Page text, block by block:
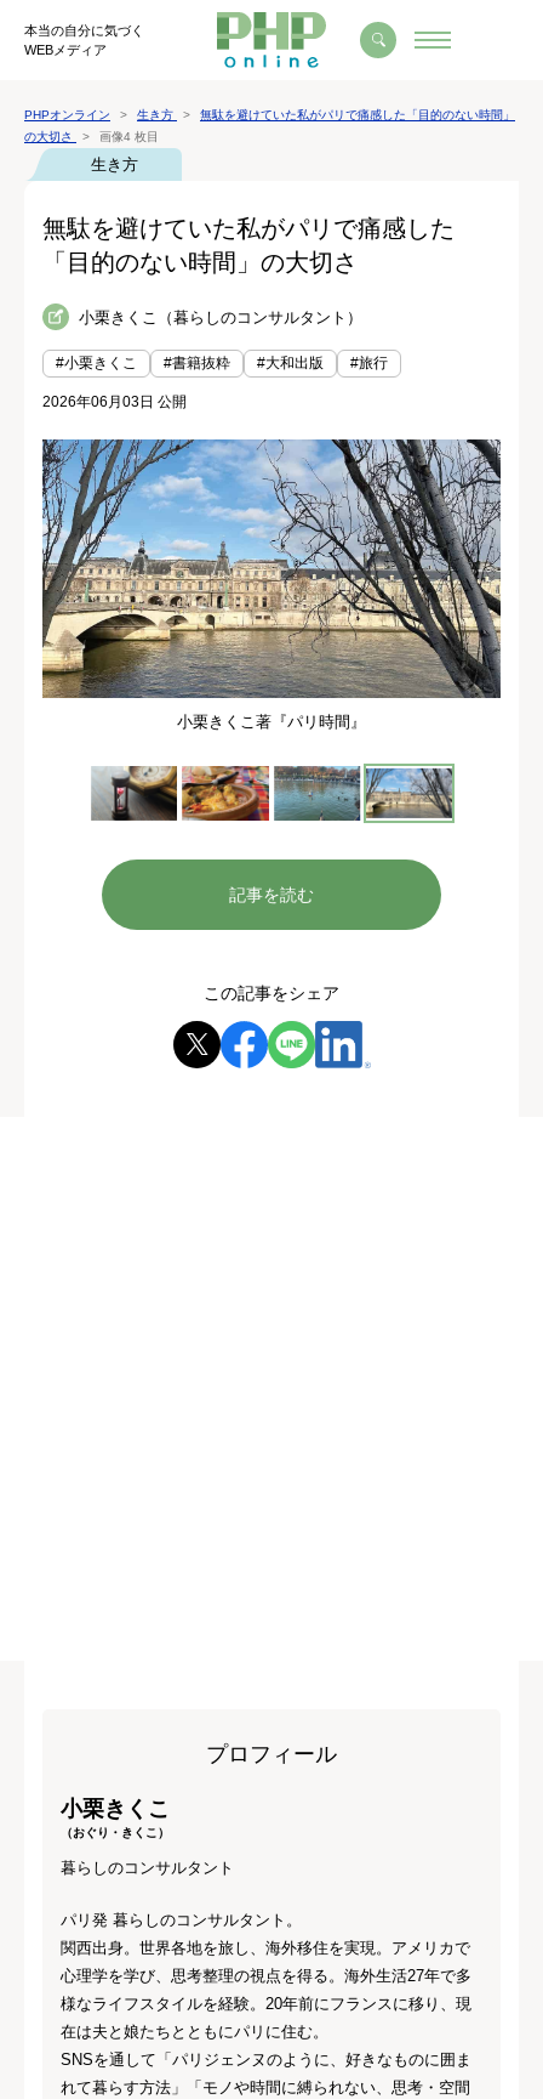
本当の自分に気づく
WEBメディア
PHPオンライン 生き方
無駄を避けていた私がパリで痛感した「目的のない時間」
の大切さ
画像4 枚目
生き方
無駄を避けていた私がパリで痛感した
「目的のない時間」の大切さ
小栗きくこ（暮らしのコンサルタント）
#小栗きくこ #書籍抜粋 #大和出版 #旅行
2026年06月03日 公開
小栗きくこ著『パリ時間』
記事を読む
この記事をシェア
プロフィール
小栗きくこ
（おぐり・きくこ）
暮らしのコンサルタント
パリ発 暮らしのコンサルタント。
関西出身。世界各地を旅し、海外移住を実現。アメリカで
心理学を学び、思考整理の視点を得る。海外生活27年で多
様なライフスタイルを経験。20年前にフランスに移り、現
在は夫と娘たちとともにパリに住む。
SNSを通して「パリジェンヌのように、好きなものに囲ま
れて暮らす方法」「モノや時間に縛られない、思考・空間